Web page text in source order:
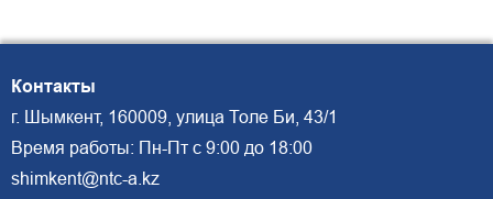
Контакты
г. Шымкент, 160009, улица Толе Би, 43/1
Время работы: Пн-Пт с 9:00 до 18:00
shimkent@ntc-a.kz